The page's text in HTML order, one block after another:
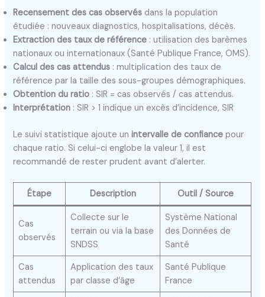
Recensement des cas observés dans la population
étudiée : nouveaux diagnostics, hospitalisations, décès.
Extraction des taux de référence : utilisation des barèmes
nationaux ou internationaux (Santé Publique France, OMS).
Calcul des cas attendus : multiplication des taux de
référence par la taille des sous-groupes démographiques.
Obtention du ratio : SIR = cas observés / cas attendus.
Interprétation : SIR > 1 indique un excès d’incidence, SIR
Le suivi statistique ajoute unintervalle de confiance pour
chaque ratio. Si celui-ci englobe la valeur 1, il est
recommandé de rester prudent avant d’alerter.
Étape Description Outil / Source
Cas
observés
Collecte sur le
terrain ou via la base
SNDSS
Système National
des Données de
Santé
Cas
attendus
Application des taux
par classe d’âge
Santé Publique
France